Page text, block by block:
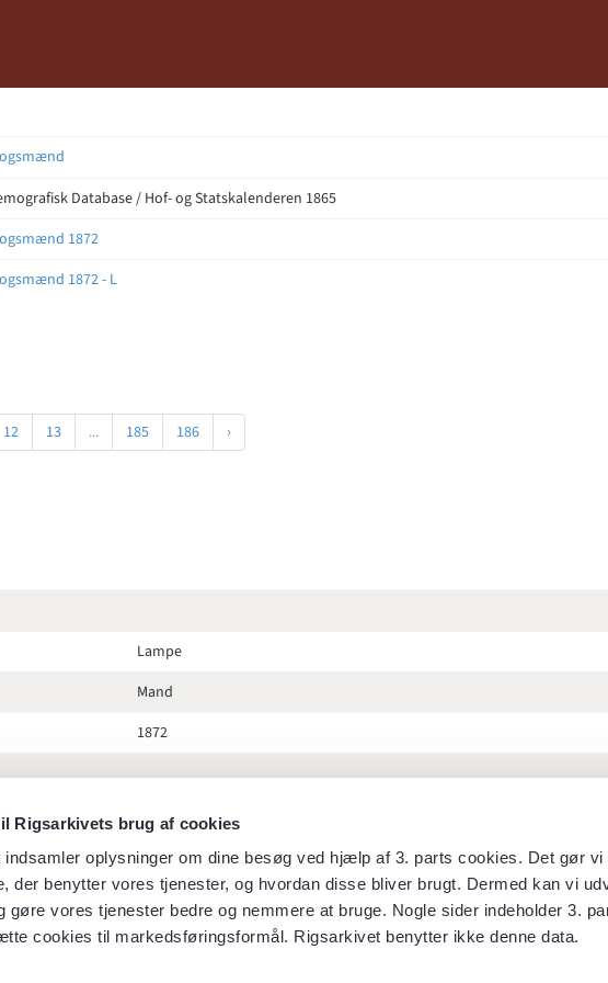
Rigsarkivets brug af cookies
indsamler oplysninger om dine besøg ved hjælp af 3. parts cookies. Det gør vi
der benytter vores tjenester, og hvordan disse bliver brugt. Dermed kan vi
gøre vores tjenester bedre og nemmere at bruge. Nogle sider indeholder 3.
cookies til markedsføringsformål. Rigsarkivet benytter ikke denne data.
Database / Hof- og Statskalenderen 1865
1872
1872 - L
12 13 ... 185 186 ›
Lampe
Mand
1872
Hof- og statskalenderen 1872
149